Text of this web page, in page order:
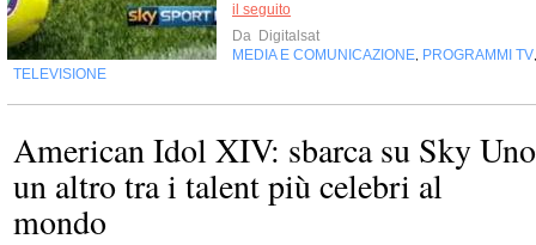
il seguito
Da Digitalsat
MEDIA E COMUNICAZIONE PROGRAMMI TV
TELEVISIONE
American Idol XIV: sbarca su Sky Uno
un altro tra i talent più celebri al
mondo